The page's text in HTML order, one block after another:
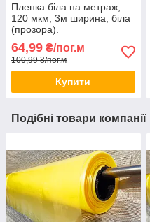
Пленка біла на метраж,
120 мкм, 3м ширина, біла
(прозора).
64,99 ₴/пог.м
100,99 ₴/пог.м
Купити
Подібні товари компанії